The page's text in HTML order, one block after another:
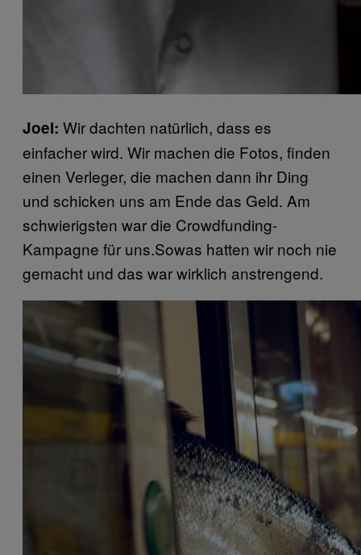
Joel: Wir dachten natürlich, dass es
einfacher wird. Wir machen die Fotos, finden
einen Verleger, die machen dann ihr Ding
und schicken uns am Ende das Geld. Am
schwierigsten war die Crowdfunding-
Kampagne für uns.Sowas hatten wir noch nie
gemacht und das war wirklich anstrengend.